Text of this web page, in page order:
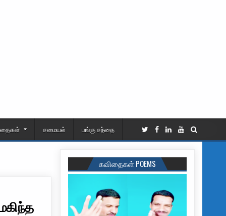
சமையல் பங்கு சந்தை
கவிதைகள் POEMS